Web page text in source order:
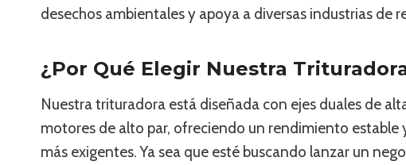
desechos ambientales y apoya a diversas industrias de
¿Por Qué Elegir Nuestra
Nuestra trituradora está diseñada con ejes duales de
motores de alto par, ofreciendo un rendimiento estable
más exigentes. Ya sea que esté buscando lanzar un